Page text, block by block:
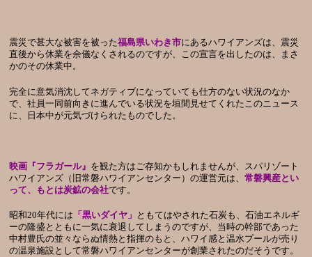
震災で甚大な被害を被った福島県いわき市にあるハワイアンズは、震災
直後から休業を余儀なくされるのですが、この宣言を出したのは、まさ
かのその休業中。
完全に意気消沈してネガティブになっていても仕方のない状況のなか
で、社員一同前向きに進んでいる状況を垣間見せてくれたこのニュース
に、日本中が元気づけられたものでした。
映画『フラガール』 を観た方はご存知かもしれませんが、スパリゾート
ハワイアンズ（旧常磐ハワイアンセンター）の運営元は、常磐興産とい
って、もとは炭鉱の会社です。
昭和20年代には 「黒いダイヤ」 ともてはやされた石炭も、石油エネルギ
ーの隆盛とともに一気に衰退してしまうのですが、当時の幹部であった
中村豊氏の並々ならぬ情熱と指揮のもと、ハワイ感と温水プールが売り
の温泉施設として常磐ハワイアンセンターが創業されたのだそうです。